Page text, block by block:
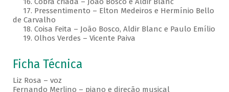
17. Pressentimento – Elton Medeiros e Hermínio Bello
de Carvalho
18. Coisa Feita – João Bosco, Aldir Blanc e Paulo Emílio
19. Olhos Verdes – Vicente Paiva
Ficha Técnica
Liz Rosa – voz
Fernando Merlino – piano e direção musical